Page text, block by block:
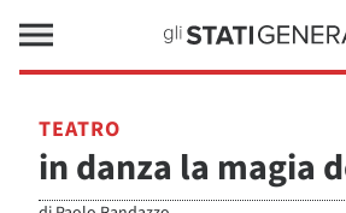
TEATRO
in danza la magia